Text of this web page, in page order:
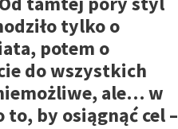
tylko o
potem o
do wszystkich
ale… w
by osiągnąć cel –